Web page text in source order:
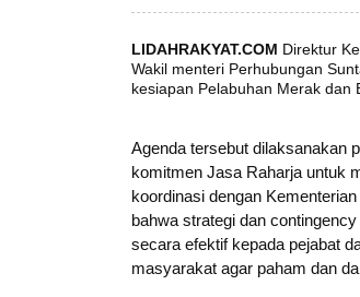
LIDAHRAKYAT.COM Direktur
Wakil menteri Perhubungan
kesiapan Pelabuhan Merak dan
Agenda tersebut dilaksanakan
komitmen Jasa Raharja untuk
koordinasi dengan
bahwa strategi dan
secara efektif kepada pejabat
masyarakat agar paham dan